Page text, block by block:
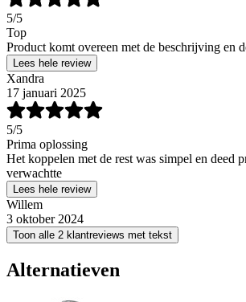
5/5
Top
Product komt overeen met de beschrijving en
Lees hele review
Xandra
17 januari 2025
5/5
Prima oplossing
Het koppelen met de rest was simpel en deed
verwachtte
Lees hele review
Willem
3 oktober 2024
Toon alle 2 klantreviews met tekst
Alternatieven